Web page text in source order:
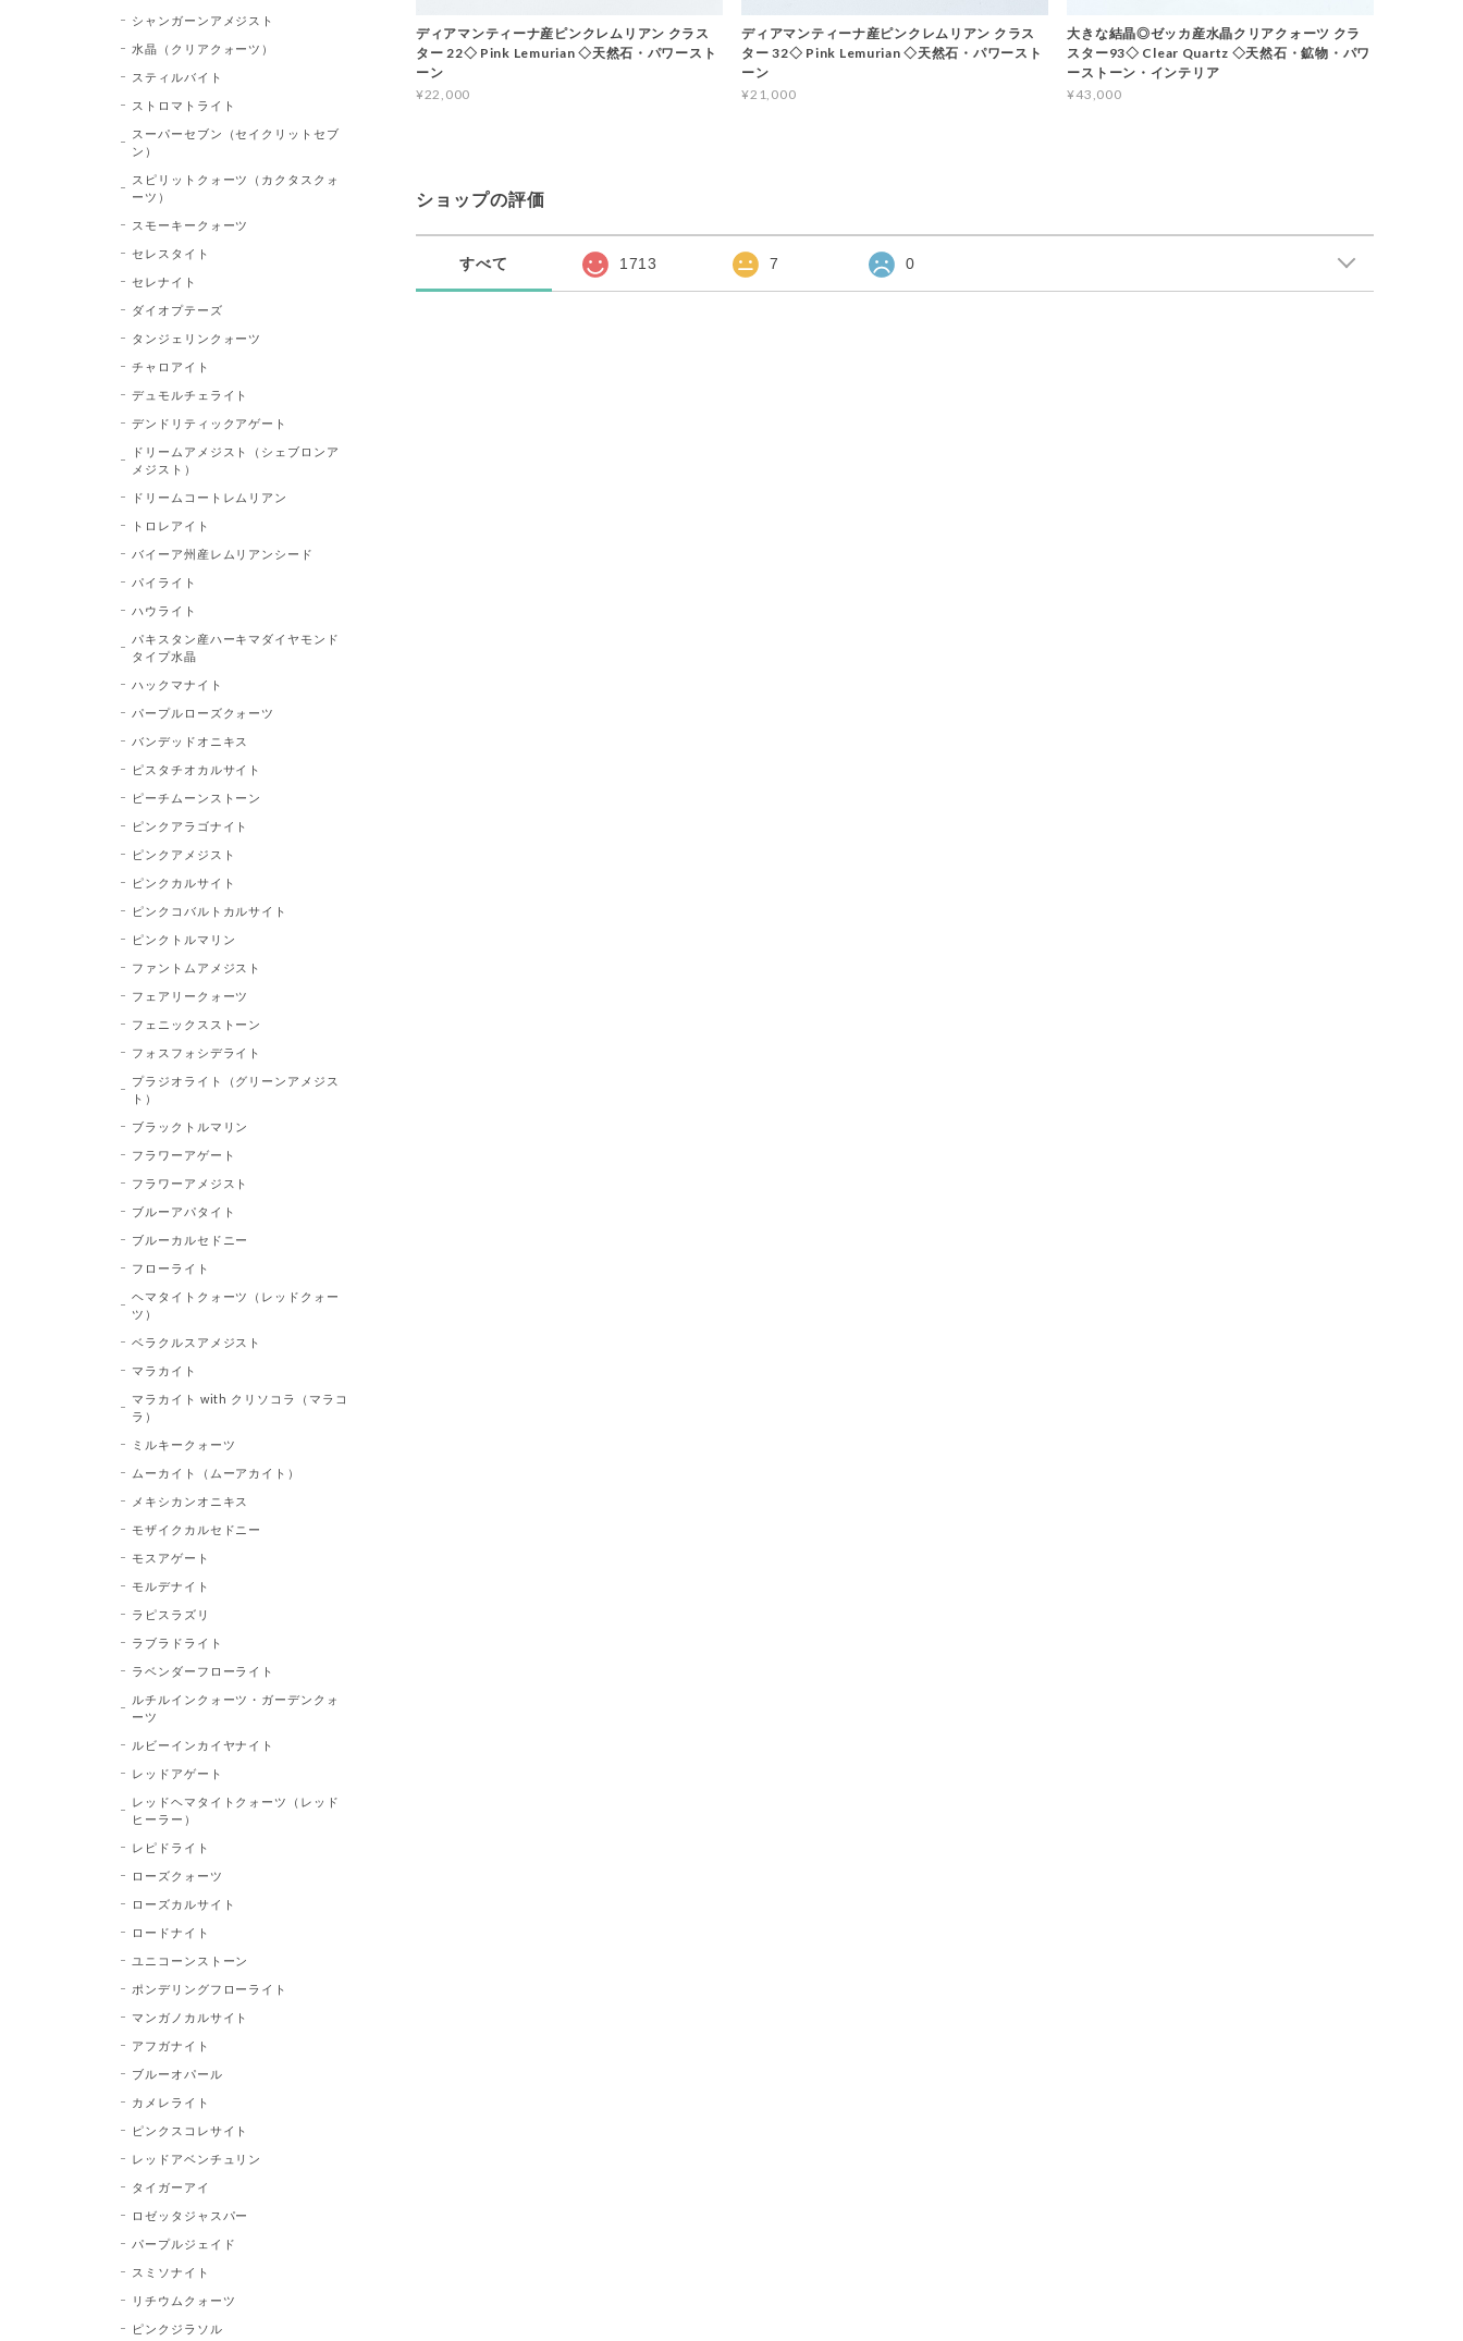
ディアマンティーナ産ピンクレムリアン クラス
ター 22◇ Pink Lemurian ◇天然石・パワースト
ーン
¥22,000
ディアマンティーナ産ピンクレムリアン クラス
ター 32◇ Pink Lemurian ◇天然石・パワースト
ーン
¥21,000
大きな結晶◎ゼッカ産水晶クリアクォーツ クラ
スター93◇ Clear Quartz ◇天然石・鉱物・パワ
ーストーン・インテリア
¥43,000
ショップの評価
すべて 1713 7 0
シャンガーンアメジスト
水晶（クリアクォーツ）
スティルバイト
ストロマトライト
スーパーセブン（セイクリットセブ
ン）
スピリットクォーツ（カクタスクォ
ーツ）
スモーキークォーツ
セレスタイト
セレナイト
ダイオプテーズ
タンジェリンクォーツ
チャロアイト
デュモルチェライト
デンドリティックアゲート
ドリームアメジスト（シェブロンア
メジスト）
ドリームコートレムリアン
トロレアイト
バイーア州産レムリアンシード
パイライト
ハウライト
パキスタン産ハーキマダイヤモンド
タイプ水晶
ハックマナイト
パープルローズクォーツ
バンデッドオニキス
ピスタチオカルサイト
ピーチムーンストーン
ピンクアラゴナイト
ピンクアメジスト
ピンクカルサイト
ピンクコバルトカルサイト
ピンクトルマリン
ファントムアメジスト
フェアリークォーツ
フェニックスストーン
フォスフォシデライト
プラジオライト（グリーンアメジス
ト）
ブラックトルマリン
フラワーアゲート
フラワーアメジスト
ブルーアパタイト
ブルーカルセドニー
フローライト
ヘマタイトクォーツ（レッドクォー
ツ）
ベラクルスアメジスト
マラカイト
マラカイト with クリソコラ（マラコ
ラ）
ミルキークォーツ
ムーカイト（ムーアカイト）
メキシカンオニキス
モザイクカルセドニー
モスアゲート
モルデナイト
ラピスラズリ
ラブラドライト
ラベンダーフローライト
ルチルインクォーツ・ガーデンクォ
ーツ
ルビーインカイヤナイト
レッドアゲート
レッドヘマタイトクォーツ（レッド
ヒーラー）
レピドライト
ローズクォーツ
ローズカルサイト
ロードナイト
ユニコーンストーン
ポンデリングフローライト
マンガノカルサイト
アフガナイト
ブルーオパール
カメレライト
ピンクスコレサイト
レッドアベンチュリン
タイガーアイ
ロゼッタジャスパー
パープルジェイド
スミソナイト
リチウムクォーツ
ピンクジラソル